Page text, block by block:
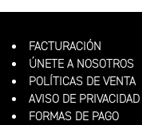
FACTURACIÓN
ÚNETE A NOSOTROS
POLÍTICAS DE VENTA
AVISO DE PRIVACIDAD
FORMAS DE PAGO